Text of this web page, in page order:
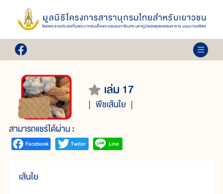
เล่ม 17
พืชเส้นใย
สามารถแชร์ได้ผ่าน :
เส้นใย